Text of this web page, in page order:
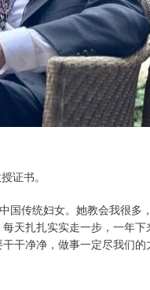
证书。
国传统妇女。她教会我很多
天扎扎实实走一步，一年下
干净净，做事一定尽我们